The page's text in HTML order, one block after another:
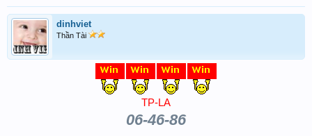
dinhviet
Thần Tài
TP-LA
06-46-86